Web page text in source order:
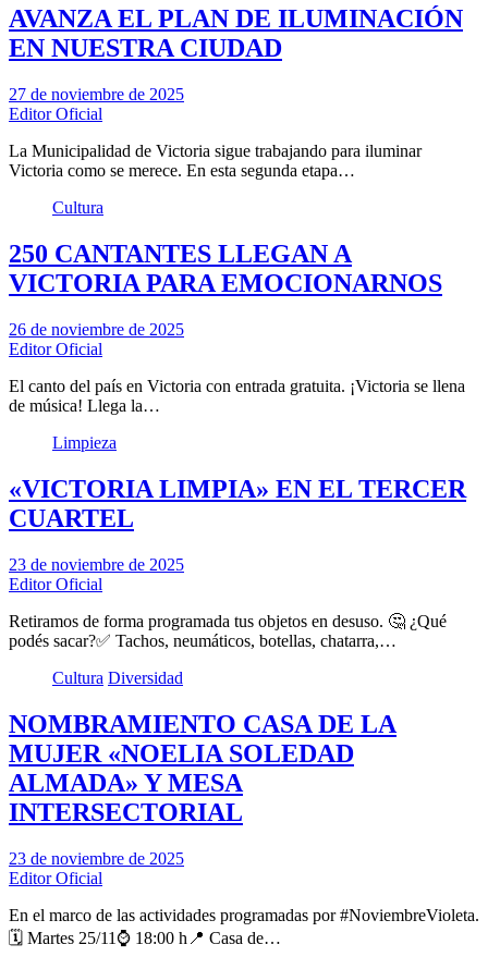
AVANZA EL PLAN DE ILUMINACIÓN
EN NUESTRA CIUDAD
27 de noviembre de 2025
Editor Oficial
La Municipalidad de Victoria sigue trabajando para iluminar
Victoria como se merece. En esta segunda etapa…
Cultura
250 CANTANTES LLEGAN A
VICTORIA PARA EMOCIONARNOS
26 de noviembre de 2025
Editor Oficial
El canto del país en Victoria con entrada gratuita. ¡Victoria se llena
de música! Llega la…
Limpieza
«VICTORIA LIMPIA» EN EL TERCER
CUARTEL
23 de noviembre de 2025
Editor Oficial
Retiramos de forma programada tus objetos en desuso. 🤔 ¿Qué
podés sacar?✅ Tachos, neumáticos, botellas, chatarra,…
Cultura Diversidad
NOMBRAMIENTO CASA DE LA
MUJER «NOELIA SOLEDAD
ALMADA» Y MESA
INTERSECTORIAL
23 de noviembre de 2025
Editor Oficial
En el marco de las actividades programadas por #NoviembreVioleta.
🗓️ Martes 25/11⌚ 18:00 h📍 Casa de…